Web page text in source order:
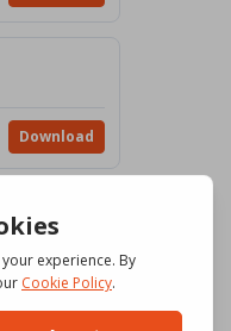
Download
Download